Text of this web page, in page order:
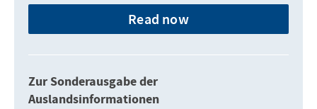
Read now
Zur Sonderausgabe der
Auslandsinformationen